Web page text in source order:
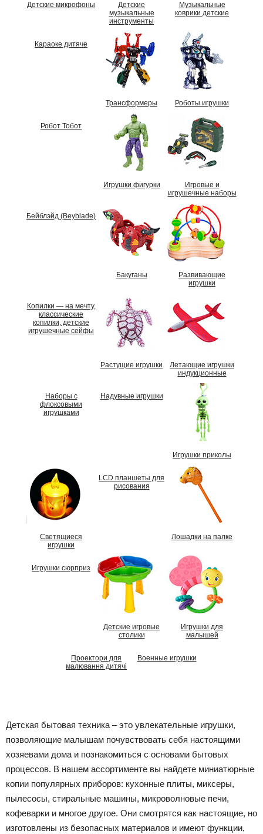
Детские микрофоны
Детские
музыкальные
инструменты
Музыкальные
коврики детские
Караоке дитяче
Трансформеры Роботы игрушки
Робот Тобот
Игрушки фигурки
Игровые и
игрушечные наборы
Бейблэйд (Beyblade)
Бакуганы
Развивающие
игрушки
Копилки — на мечту,
классические
копилки, детские
игрушечные сейфы
Растущие игрушки
Летающие игрушки
индукционные
Наборы с
флоксовыми
игрушками
Надувные игрушки
Игрушки приколы
Светящиеся
игрушки
LCD планшеты для
рисования
Лошадки на палке
Игрушки сюрприз
Детские игровые
столики
Игрушки для
малышей
Проектори для
малювання дитячі
Военные игрушки
Детская бытовая техника – это увлекательные игрушки,
позволяющие малышам почувствовать себя настоящими
хозяевами дома и познакомиться с основами бытовых
процессов. В нашем ассортименте вы найдете миниатюрные
копии популярных приборов: кухонные плиты, миксеры,
пылесосы, стиральные машины, микроволновые печи,
кофеварки и многое другое. Они смотрятся как настоящие, но
изготовлены из безопасных материалов и имеют функции,